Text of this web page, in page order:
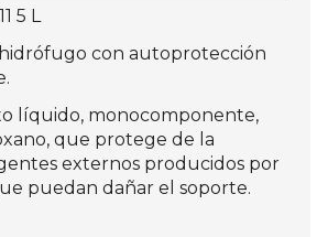
5 L
con autoprotección
líquido, monocomponente,
que protege de la
externos producidos por
puedan dañar el soporte.